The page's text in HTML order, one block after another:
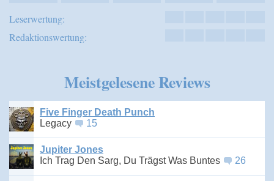
Leserwertung:
Redaktionswertung:
Meistgelesene Reviews
Five Finger Death Punch
Legacy
15
Jupiter Jones
Ich Trag Den Sarg, Du Trägst Was Buntes
26